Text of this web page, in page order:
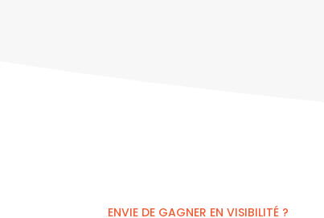
ENVIE DE GAGNER EN VISIBILITÉ ?